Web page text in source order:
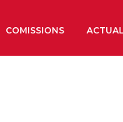
COMISSIONS